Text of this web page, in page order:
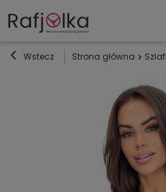
Wstecz Strona główna